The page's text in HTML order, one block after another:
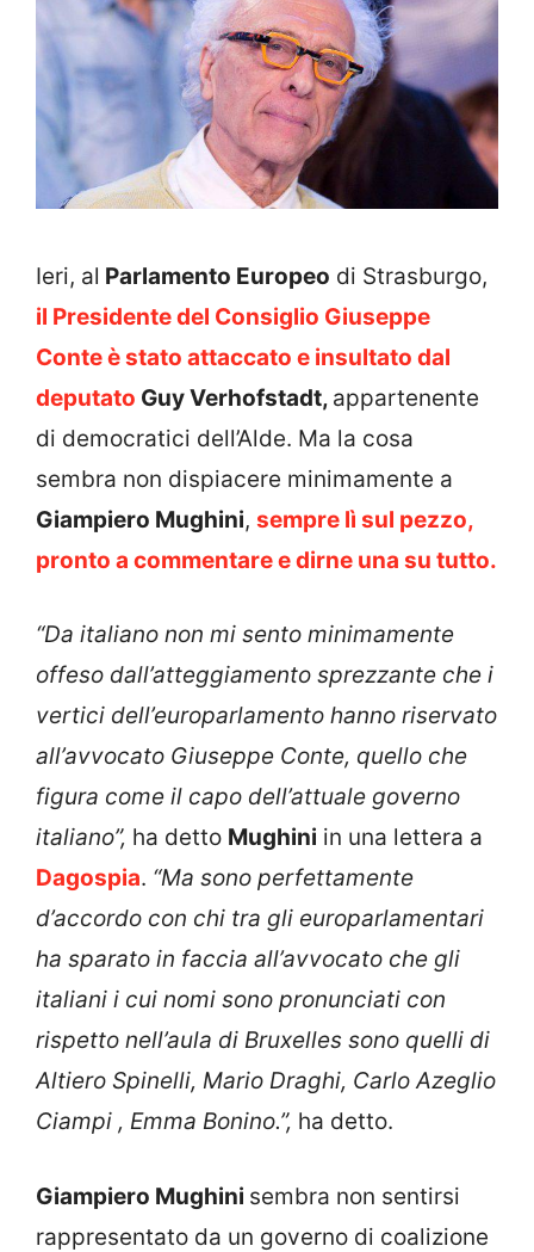
Ieri, al Parlamento Europeo di Strasburgo,
il Presidente del Consiglio Giuseppe
Conte è stato attaccato e insultato dal
deputato Guy Verhofstadt, appartenente
di democratici dell’Alde. Ma la cosa
sembra non dispiacere minimamente a
Giampiero Mughini, sempre lì sul pezzo,
pronto a commentare e dirne una su tutto.
“Da italiano non mi sento minimamente
offeso dall’atteggiamento sprezzante che i
vertici dell’europarlamento hanno riservato
all’avvocato Giuseppe Conte, quello che
figura come il capo dell’attuale governo
italiano”, ha detto Mughini in una lettera a
Dagospia. “Ma sono perfettamente
d’accordo con chi tra gli europarlamentari
ha sparato in faccia all’avvocato che gli
italiani i cui nomi sono pronunciati con
rispetto nell’aula di Bruxelles sono quelli di
Altiero Spinelli, Mario Draghi, Carlo Azeglio
Ciampi , Emma Bonino.”, ha detto.
Giampiero Mughini sembra non sentirsi
rappresentato da un governo di coalizione